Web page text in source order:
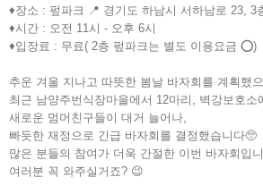
♦️장소 : 펖파크 📍 경기도 하남시 서하남로 23, 3
♦️시간 : 오전 11시 - 오후 6시
♦️입장료 : 무료( 2층 펖파크는 별도 이용요금 ⭕️)
추운 겨울 지나고 따뜻한 봄날 바자회를 계획했으
최근 남양주번식장마을에서 12마리, 벽강보호소
새로운 멈머친구들이 대거 늘어나,
빠듯한 재정으로 긴급 바자회를 결정했습니다🥺
많은 분들의 참여가 더욱 간절한 이번 바자회입니
여러분 꼭 와주실거죠? 😉